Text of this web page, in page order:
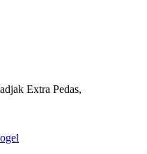
Extra Pedas,